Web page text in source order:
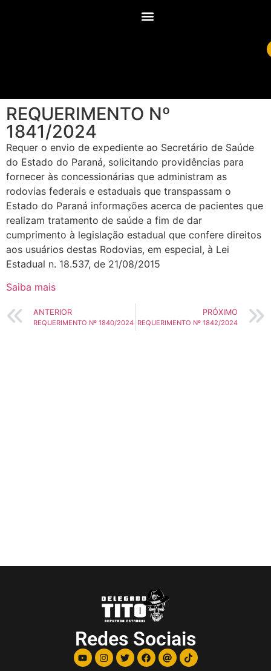
REQUERIMENTO Nº
1841/2024
Requer o envio de expediente ao Secretário de Saúde
do Estado do Paraná, solicitando providências para
fornecer às concessionárias que administram as
rodovias federais e estaduais que transpassam o
Estado do Paraná informações acerca de pacientes que
realizam tratamento de saúde a fim de dar
cumprimento à legislação estadual que confere direitos
aos usuários destas Rodovias, em especial, à Lei
Estadual n. 18.537, de 21/08/2015
Saiba mais
ANTERIOR
REQUERIMENTO Nº 1840/2024
PRÓXIMO
REQUERIMENTO Nº 1842/2024
Redes Sociais